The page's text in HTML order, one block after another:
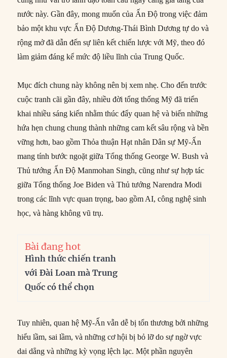
nước này. Gần đây, mong muốn của Ấn Độ trong việc đảm
bảo một khu vực Ấn Độ Dương-Thái Bình Dương tự do và
rộng mở đã dẫn đến sự liên kết chiến lược với Mỹ, theo đó
làm giảm đáng kể mức độ liều lĩnh của Trung Quốc.
Mục đích chung này không nên bị xem nhẹ. Cho đến trước
cuộc tranh cãi gần đây, nhiều đời tổng thống Mỹ đã triển
khai nhiều sáng kiến nhằm thúc đẩy quan hệ và biến những
hứa hẹn chung chung thành những cam kết sâu rộng và bền
vững hơn, bao gồm Thỏa thuận Hạt nhân Dân sự Mỹ-Ấn
mang tính bước ngoặt giữa Tổng thống George W. Bush và
Thủ tướng Ấn Độ Manmohan Singh, cũng như sự hợp tác
giữa Tổng thống Joe Biden và Thủ tướng Narendra Modi
trong các lĩnh vực quan trọng, bao gồm AI, công nghệ sinh
học, và hàng không vũ trụ.
Bài đang hot
Hình thức chiến tranh
với Đài Loan mà Trung
Quốc có thể chọn
Tuy nhiên, quan hệ Mỹ-Ấn vẫn dễ bị tổn thương bởi những
hiểu lầm, sai lầm, và những cơ hội bị bỏ lỡ do sự ngờ vực
dai dẳng và những kỳ vọng lệch lạc. Một phần nguyên